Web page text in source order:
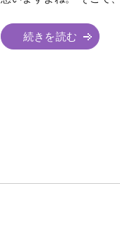
続きを読む